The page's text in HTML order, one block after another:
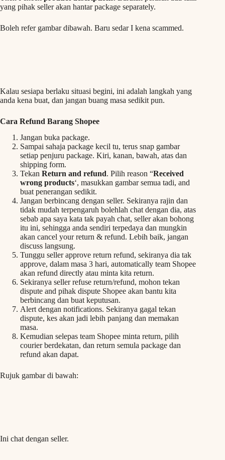
yang pihak seller akan hantar package separately.
Boleh refer gambar dibawah. Baru sedar I kena scammed.
Kalau sesiapa berlaku situasi begini, ini adalah langkah yang
anda kena buat, dan jangan buang masa sedikit pun.
Cara Refund Barang Shopee
Jangan buka package.
Sampai sahaja package kecil tu, terus snap gambar
setiap penjuru package. Kiri, kanan, bawah, atas dan
shipping form.
Tekan Return and refund. Pilih reason “Received
wrong products‘, masukkan gambar semua tadi, and
buat penerangan sedikit.
Jangan berbincang dengan seller. Sekiranya rajin dan
tidak mudah terpengaruh bolehlah chat dengan dia, atas
sebab apa saya kata tak payah chat, seller akan bohong
itu ini, sehingga anda sendiri terpedaya dan mungkin
akan cancel your return & refund. Lebih baik, jangan
discuss langsung.
Tunggu seller approve return refund, sekiranya dia tak
approve, dalam masa 3 hari, automatically team Shopee
akan refund directly atau minta kita return.
Sekiranya seller refuse return/refund, mohon tekan
dispute and pihak dispute Shopee akan bantu kita
berbincang dan buat keputusan.
Alert dengan notifications. Sekiranya gagal tekan
dispute, kes akan jadi lebih panjang dan memakan
masa.
Kemudian selepas team Shopee minta return, pilih
courier berdekatan, dan return semula package dan
refund akan dapat.
Rujuk gambar di bawah:
Ini chat dengan seller.